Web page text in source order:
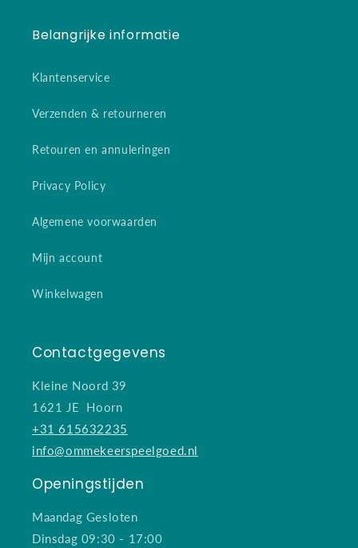
Belangrijke informatie
Klantenservice
Verzenden & retourneren
Retouren en annuleringen
Privacy Policy
Algemene voorwaarden
Mijn account
Winkelwagen
Contactgegevens
Kleine Noord 39
1621 JE Hoorn
+31 615632235
info@ommekeerspeelgoed.nl
Openingstijden
Maandag Gesloten
Dinsdag 09:30 - 17:00